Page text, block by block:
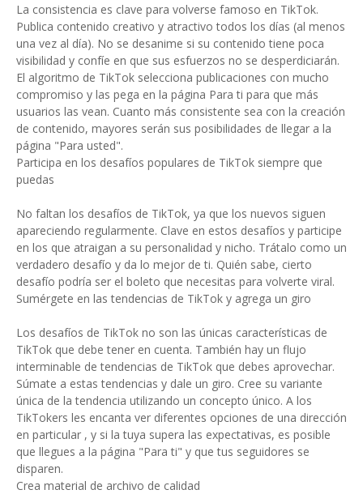
La consistencia es clave para volverse famoso en TikTok.
Publica contenido creativo y atractivo todos los días (al menos
una vez al día). No se desanime si su contenido tiene poca
visibilidad y confíe en que sus esfuerzos no se desperdiciarán.
El algoritmo de TikTok selecciona publicaciones con mucho
compromiso y las pega en la página Para ti para que más
usuarios las vean. Cuanto más consistente sea con la creación
de contenido, mayores serán sus posibilidades de llegar a la
página "Para usted".
Participa en los desafíos populares de TikTok siempre que
puedas
No faltan los desafíos de TikTok, ya que los nuevos siguen
apareciendo regularmente. Clave en estos desafíos y participe
en los que atraigan a su personalidad y nicho. Trátalo como un
verdadero desafío y da lo mejor de ti. Quién sabe, cierto
desafío podría ser el boleto que necesitas para volverte viral.
Sumérgete en las tendencias de TikTok y agrega un giro
Los desafíos de TikTok no son las únicas características de
TikTok que debe tener en cuenta. También hay un flujo
interminable de tendencias de TikTok que debes aprovechar.
Súmate a estas tendencias y dale un giro. Cree su variante
única de la tendencia utilizando un concepto único. A los
TikTokers les encanta ver diferentes opciones de una dirección
en particular , y si la tuya supera las expectativas, es posible
que llegues a la página "Para ti" y que tus seguidores se
disparen.
Crea material de archivo de calidad